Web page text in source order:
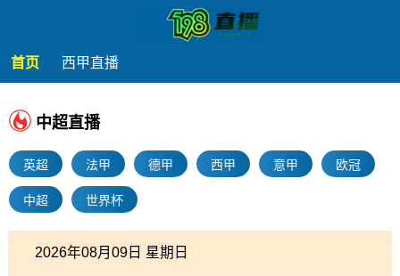
首页 西甲直播
中超直播
英超 法甲 德甲 西甲 意甲 欧冠
中超 世界杯
2026年08月09日 星期日